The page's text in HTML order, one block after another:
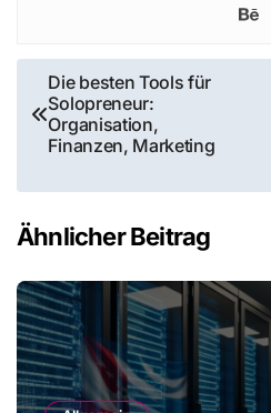
Beitragsnavigation
Die besten Tools für
Solopreneur:
Organisation,
Finanzen, Marketing
Ähnlicher Beitrag